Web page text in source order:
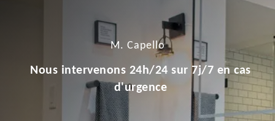
M. Capello
Nous intervenons 24h/24 sur 7j/7 en cas
d'urgence